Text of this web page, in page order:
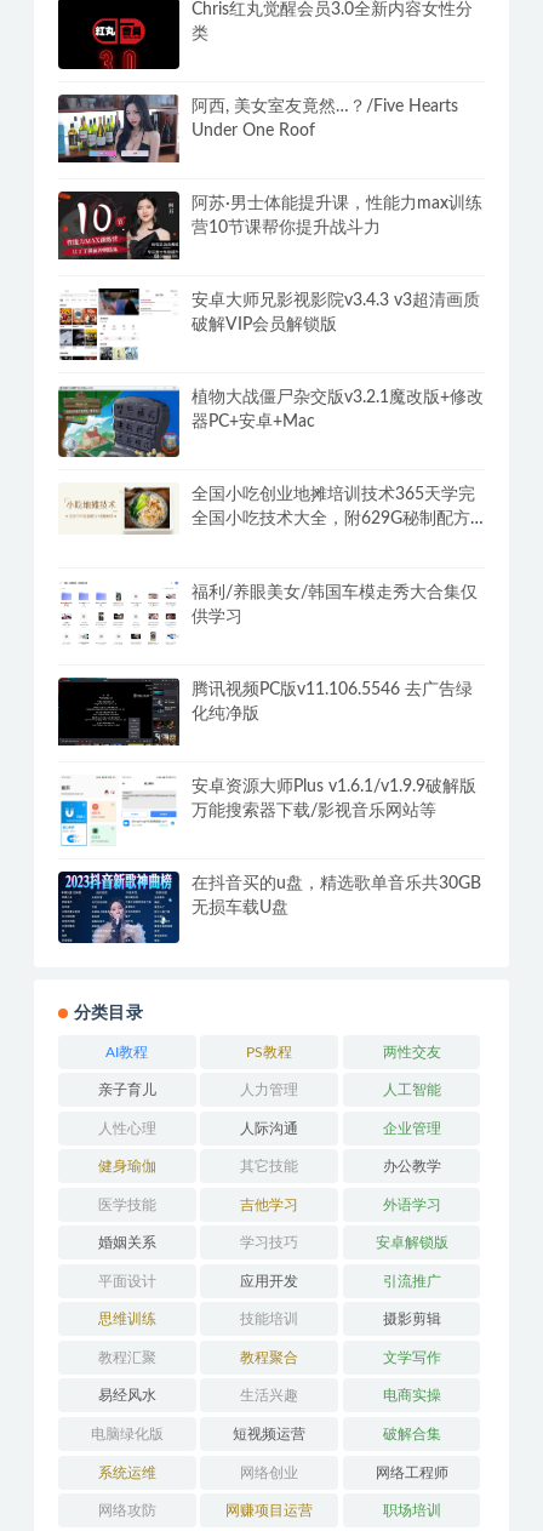
Chris红丸觉醒会员3.0全新内容女性分
类
阿西, 美女室友竟然…？/Five Hearts
Under One Roof
阿苏·男士体能提升课，性能力max训练
营10节课帮你提升战斗力
安卓大师兄影视影院v3.4.3 v3超清画质
破解VIP会员解锁版
植物大战僵尸杂交版v3.2.1魔改版+修改
器PC+安卓+Mac
全国小吃创业地摊培训技术365天学完
全国小吃技术大全，附629G秘制配方
福利/养眼美女/韩国车模走秀大合集仅
供学习
腾讯视频PC版v11.106.5546 去广告绿
化纯净版
安卓资源大师Plus v1.6.1/v1.9.9破解版
万能搜索器下载/影视音乐网站等
在抖音买的u盘，精选歌单音乐共30GB
无损车载U盘
分类目录
AI教程 PS教程 两性交友
亲子育儿 人力管理 人工智能
人性心理 人际沟通 企业管理
健身瑜伽 其它技能 办公教学
医学技能 吉他学习 外语学习
婚姻关系 学习技巧 安卓解锁版
平面设计 应用开发 引流推广
思维训练 技能培训 摄影剪辑
教程汇聚 教程聚合 文学写作
易经风水 生活兴趣 电商实操
电脑绿化版 短视频运营 破解合集
系统运维 网络创业 网络工程师
网络攻防 网赚项目运营 职场培训